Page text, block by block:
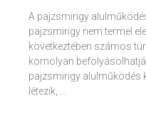
A pajzsmirigy
pajzsmirigy nem termel
következtében számos
komolyan
pajzsmirigy alulműködés
létezik, …